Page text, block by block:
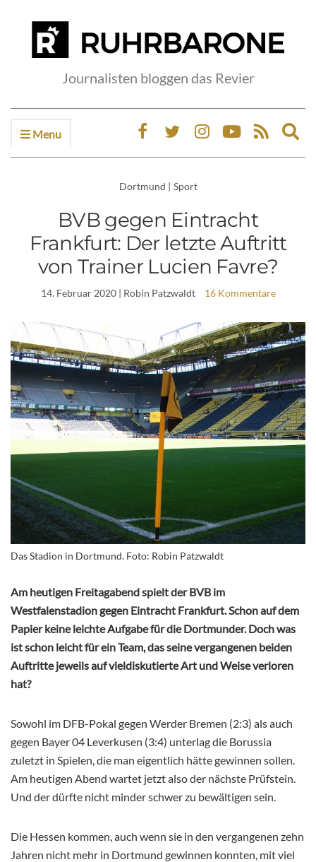
Journalisten bloggen das Revier
Menu
Dortmund | Sport
BVB gegen Eintracht
Frankfurt: Der letzte Auftritt
von Trainer Lucien Favre?
14. Februar 2020| Robin Patzwaldt 16 Kommentare
Das Stadion in Dortmund. Foto: Robin Patzwaldt
Am heutigen Freitagabend spielt der BVB im
Westfalenstadion gegen Eintracht Frankfurt. Schon auf dem
Papier keine leichte Aufgabe für die Dortmunder. Doch was
ist schon leicht für ein Team, das seine vergangenen beiden
Auftritte jeweils auf vieldiskutierte Art und Weise verloren
hat?
Sowohl im DFB-Pokal gegen Werder Bremen (2:3) als auch
gegen Bayer 04 Leverkusen (3:4) unterlag die Borussia
zuletzt in Spielen, die man eigentlich hätte gewinnen sollen.
Am heutigen Abend wartet jetzt also der nächste Prüfstein.
Und der dürfte nicht minder schwer zu bewältigen sein.
Die Hessen kommen, auch wenn sie in den vergangenen zehn
Jahren nicht mehr in Dortmund gewinnen konnten, mit viel